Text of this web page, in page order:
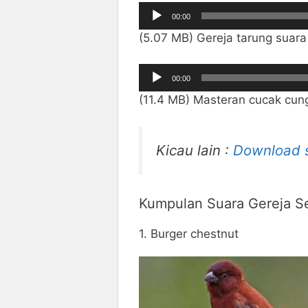
Pemutar
Audio
00:00
(5.07 MB) Gereja tarung
Pemutar
Audio
00:00
(11.4 MB) Masteran cucak
Kicau lain : Download
Kumpulan Suara Gereja
1. Burger chestnut